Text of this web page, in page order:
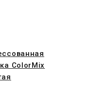
ColorMix